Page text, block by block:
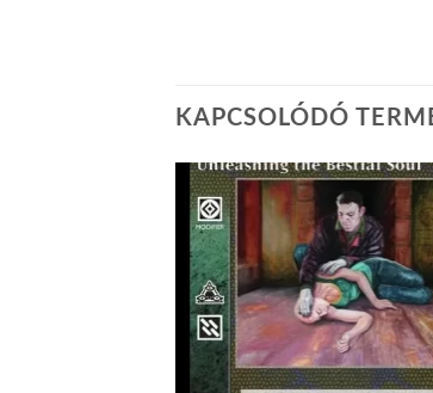
KAPCSOLÓDÓ